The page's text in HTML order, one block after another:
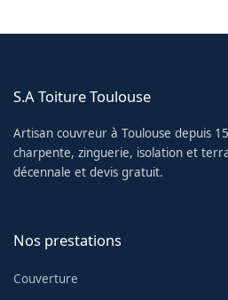
S.A Toiture Toulouse
Artisan couvreur à Toulouse depuis
charpente, zinguerie, isolation et
décennale et devis gratuit.
Nos prestations
Couverture